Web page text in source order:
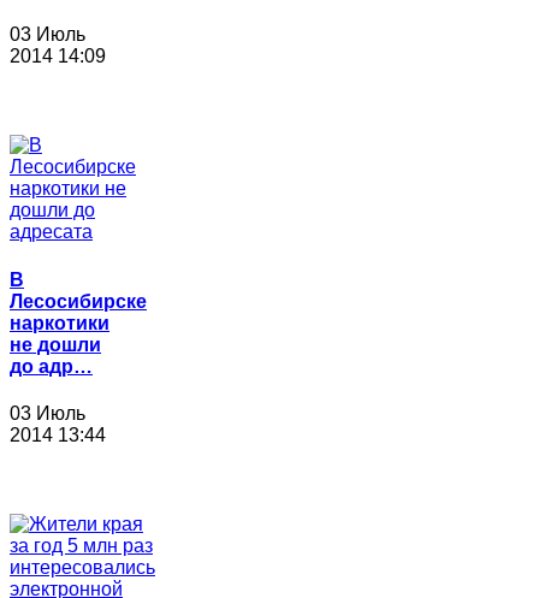
03 Июль
2014 14:09
В
Лесосибирске
наркотики
не дошли
до адр…
03 Июль
2014 13:44